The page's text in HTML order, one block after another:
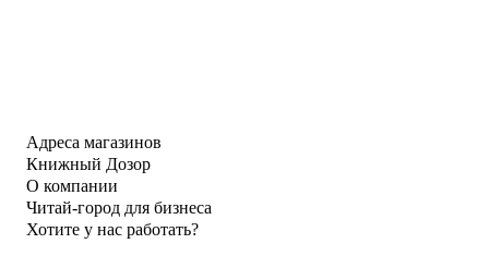
Адреса магазинов
Книжный Дозор
О компании
Читай-город для бизнеса
Хотите у нас работать?